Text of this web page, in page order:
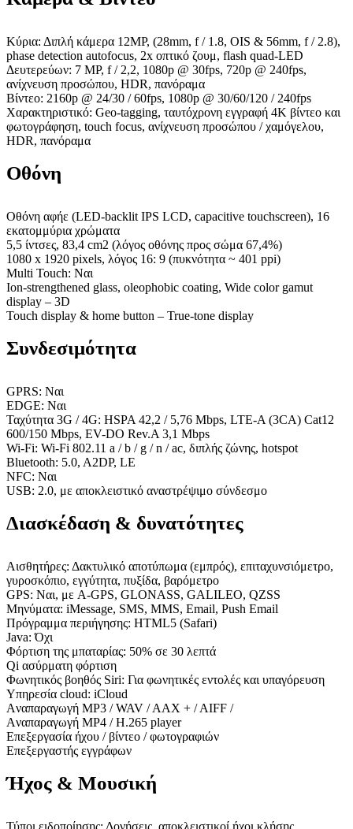
Κύρια: Διπλή κάμερα 12MP, (28mm, f / 1.8, OIS & 56mm, f / 2.8),
phase detection autofocus, 2x οπτικό ζουμ, flash quad-LED
Δευτερεύων: 7 MP, f / 2,2, 1080p @ 30fps, 720p @ 240fps,
ανίχνευση προσώπου, HDR, πανόραμα
Βίντεο: 2160p @ 24/30 / 60fps, 1080p @ 30/60/120 / 240fps
Χαρακτηριστικό: Geo-tagging, ταυτόχρονη εγγραφή 4K βίντεο και
φωτογράφηση, touch focus, ανίχνευση προσώπου / χαμόγελου,
HDR, πανόραμα
Οθόνη
Οθόνη αφήε (LED-backlit IPS LCD, capacitive touchscreen), 16
εκατομμύρια χρώματα
5,5 ίντσες, 83,4 cm2 (λόγος οθόνης προς σώμα 67,4%)
1080 x 1920 pixels, λόγος 16: 9 (πυκνότητα ~ 401 ppi)
Multi Touch: Ναι
Ion-strengthened glass, oleophobic coating, Wide color gamut
display – 3D
Touch display & home button – True-tone display
Συνδεσιμότητα
GPRS: Ναι
EDGE: Ναι
Ταχύτητα 3G / 4G: HSPA 42,2 / 5,76 Mbps, LTE-A (3CA) Cat12
600/150 Mbps, EV-DO Rev.A 3,1 Mbps
Wi-Fi: Wi-Fi 802.11 a / b / g / n / ac, διπλής ζώνης, hotspot
Bluetooth: 5.0, A2DP, LE
NFC: Ναι
USB: 2.0, με αποκλειστικό αναστρέψιμο σύνδεσμο
Διασκέδαση & δυνατότητες
Αισθητήρες: Δακτυλικό αποτύπωμα (εμπρός), επιταχυνσιόμετρο,
γυροσκόπιο, εγγύτητα, πυξίδα, βαρόμετρο
GPS: Ναι, με A-GPS, GLONASS, GALILEO, QZSS
Μηνύματα: iMessage, SMS, MMS, Email, Push Email
Πρόγραμμα περιήγησης: HTML5 (Safari)
Java: Όχι
Φόρτιση της μπαταρίας: 50% σε 30 λεπτά
Qi ασύρματη φόρτιση
Φωνητικός βοηθός Siri: Για φωνητικές εντολές και υπαγόρευση
Yπηρεσία cloud: iCloud
Aναπαραγωγή MP3 / WAV / AAX + / AIFF /
Aναπαραγωγή MP4 / H.265 player
Επεξεργασία ήχου / βίντεο / φωτογραφιών
Επεξεργαστής εγγράφων
Ήχος & Μουσική
Τύποι ειδοποίησης: Δονήσεις, αποκλειστικοί ήχοι κλήσης